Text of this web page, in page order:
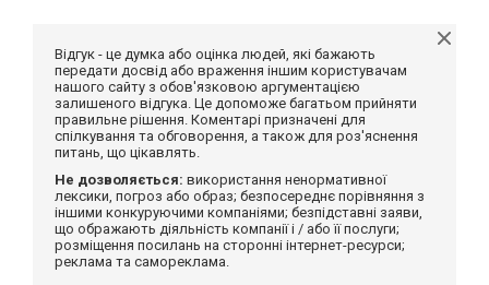
Відгук - це думка або оцінка людей, які бажають
передати досвід або враження іншим користувачам
нашого сайту з обов'язковою аргументацією
залишеного відгука. Це допоможе багатьом прийняти
правильне рішення. Коментарі призначені для
спілкування та обговорення, а також для роз'яснення
питань, що цікавлять.
Не дозволяється: використання ненормативної
лексики, погроз або образ; безпосереднє порівняння з
іншими конкуруючими компаніями; безпідставні заяви,
що ображають діяльність компанії і / або її послуги;
розміщення посилань на сторонні інтернет-ресурси;
реклама та самореклама.